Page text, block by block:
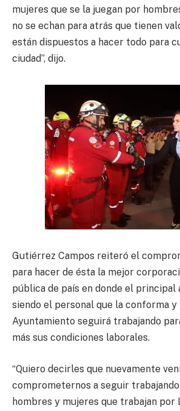
mujeres que se la juegan por
no se echan para atrás que tienen
están dispuestos a hacer todo para
ciudad”, dijo.
Gutiérrez Campos reiteró el
para hacer de ésta la mejor
pública de país en donde el principal
siendo el personal que la conforma
Ayuntamiento seguirá trabajando
más sus condiciones laborales.
“Quiero decirles que nuevamente
comprometernos a seguir
hombres y mujeres que trabajan por